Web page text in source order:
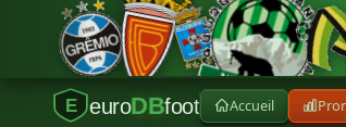
E euroDBfoot Accueil